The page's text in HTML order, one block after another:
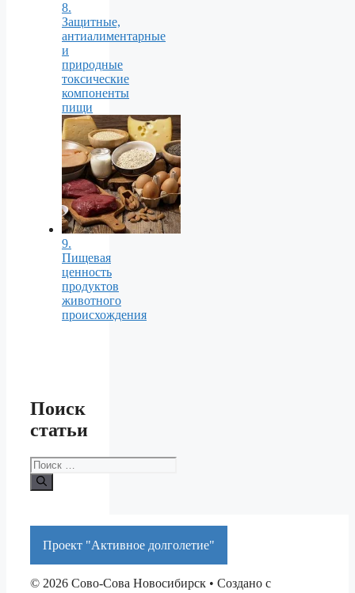
8.
Защитные,
антиалиментарные
и
природные
токсические
компоненты
пищи
9.
Пищевая
ценность
продуктов
животного
происхождения
Поиск
статьи
Поиск:
Проект "Активное долголетие"
© 2026 Сово-Сова Новосибирск • Создано с